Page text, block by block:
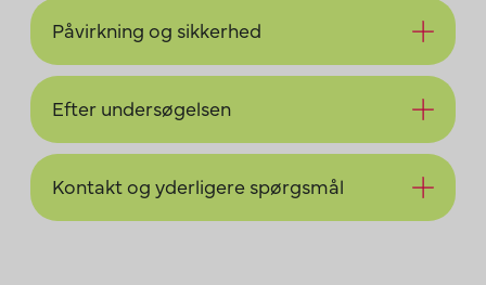
Påvirkning og sikkerhed
Efter undersøgelsen
Kontakt og yderligere spørgsmål